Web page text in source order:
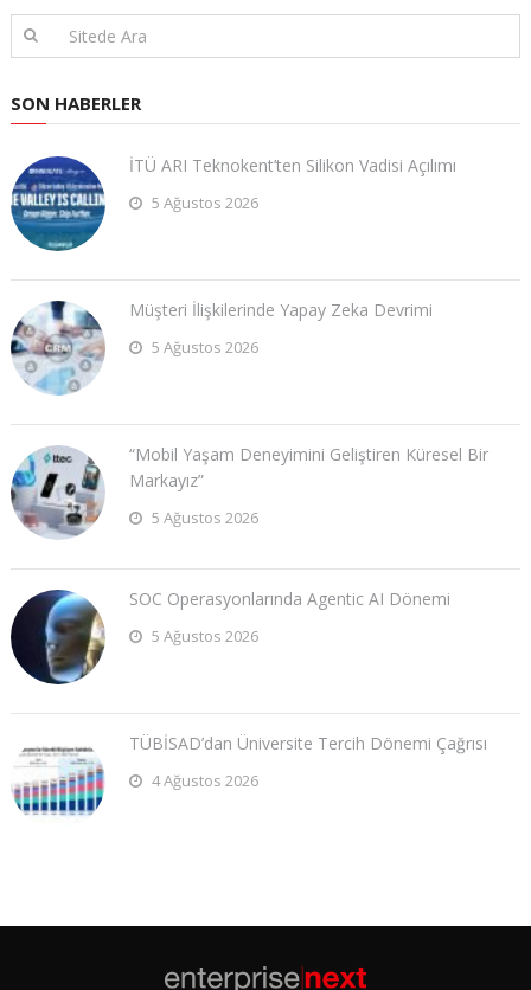
SON HABERLER
İTÜ ARI Teknokent’ten Silikon Vadisi Açılımı
5 Ağustos 2026
Müşteri İlişkilerinde Yapay Zeka Devrimi
5 Ağustos 2026
“Mobil Yaşam Deneyimini Geliştiren Küresel Bir
Markayız”
5 Ağustos 2026
SOC Operasyonlarında Agentic AI Dönemi
5 Ağustos 2026
TÜBİSAD’dan Üniversite Tercih Dönemi Çağrısı
4 Ağustos 2026